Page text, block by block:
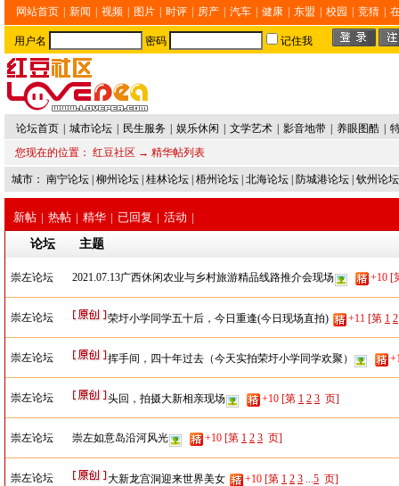
网站首页 新闻 视频 图片 时评 房产 汽车 健康 东盟 校园 竞猜
用户名 密码 记住我
论坛首页 城市论坛 民生服务 娱乐休闲 文学艺术 影音地带 养眼图酷
您现在的位置： 红豆社区 → 精华帖列表
城市： 南宁论坛 柳州论坛 桂林论坛 梧州论坛 北海论坛 防城港论坛 钦州论坛
新帖 | 热帖 | 精华 | 已回复 | 活动 |
论坛
主题
崇左论坛 2021.07.13广西休闲农业与乡村旅游精品线路推介会现场 +10 [
崇左论坛 荣圩小学同学五十后，今日重逢(今日现场直拍) +11 [第 1 2
崇左论坛 挥手间，四十年过去（今天实拍荣圩小学同学欢聚）
崇左论坛 头回，拍摄大新相亲现场 +10 [第 1 2 3 页]
崇左论坛 崇左如意岛沿河风光 +10 [第 1 2 3 页]
崇左论坛 大新龙宫洞迎来世界美女 +10 [第 1 2 3 ...5 页]